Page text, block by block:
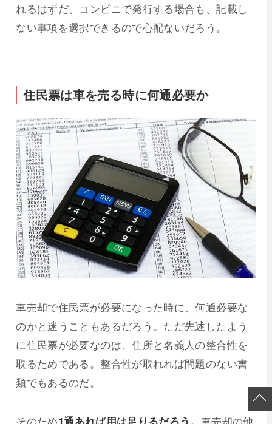
れるはずだ。コンビニで発行する場合も、記載し
ない事項を選択できるので心配ないだろう。
住民票は車を売る時に何通必要か
車売却で住民票が必要になった時に、何通必要な
のかと迷うこともあるだろう。ただ先述したよう
に住民票が必要なのは、住所と名義人の整合性を
取るためである。整合性が取れれば問題のない書
類でもあるのだ。
そのため1通あれば用は足りるだろう。 車売却の他